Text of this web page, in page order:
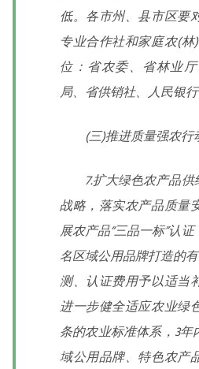
低。各市州、县市区要
专业合作社和家庭农(
位：省农委、省林业
局、省供销社、人民银
(三)推进质量强农行
7.扩大绿色农产品供
战略，落实农产品质量
展农产品“三品一标”认
名区域公用品牌打造的
测、认证费用予以适当
进一步健全适应农业绿
条的农业标准体系，3
域公用品牌、特色农产